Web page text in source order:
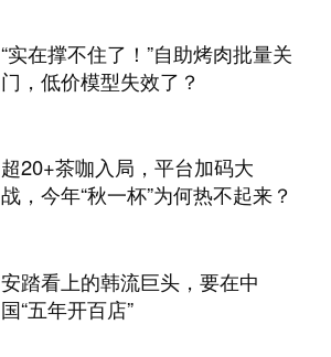
“实在撑不住了！”自助烤肉批量关
门，低价模型失效了？
超20+茶咖入局，平台加码大
战，今年“秋一杯”为何热不起来？
安踏看上的韩流巨头，要在中
国“五年开百店”